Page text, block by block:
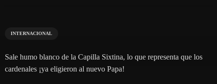
INTERNACIONAL
Sale humo blanco de la Capilla Sixtina, lo que representa que los
cardenales ¡ya eligieron al nuevo Papa!